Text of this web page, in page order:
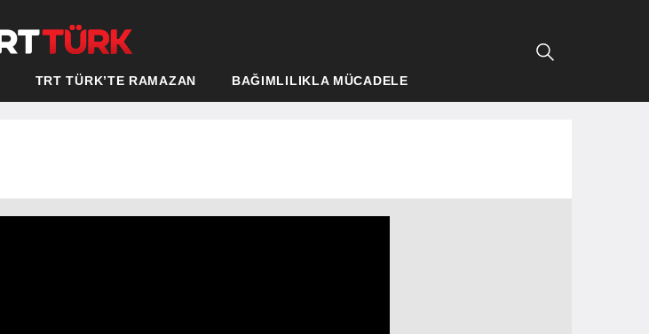
TRT TÜRK’TE RAMAZAN BAĞIMLILIKLA MÜCADELE